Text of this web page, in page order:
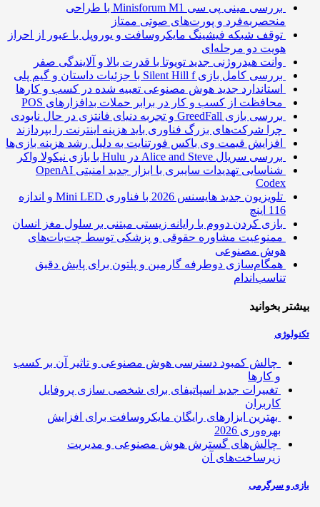
بررسی مینی پی ‌سی Minisforum M1 با طراحی
منحصربه‌فرد و پورت‌های صوتی ممتاز
توقف شبکه فیشینگ مایکروسافت و یوروپل با عبور از احراز
هویت دو مرحله‌ای
وانت هیدروژنی جدید تویوتا با قدرت بالا و آلایندگی صفر
بررسی کامل بازی Silent Hill f با جزئیات داستان و گیم پلی
استاندارد جدید هوش مصنوعی تعبیه شده در کسب و کارها
محافظت از کسب و کار در برابر حملات بدافزارهای POS
بررسی بازی GreedFall و تجربه دنیای فانتزی در حال نابودی
چرا شرکت‌های بزرگ فناوری باید هزینه اینترنت را بپردازند
افزایش قیمت وی باکس فورتنایت به دلیل رشد هزینه بازی‌ها
بررسی سریال Alice and Steve در Hulu با بازی نیکولا واکر
شناسایی تهدیدات سایبری با ابزار جدید امنیتی OpenAI
Codex
تلویزیون جدید هایسنس 2026 با فناوری Mini LED و اندازه
بازی کردن دووم با رایانه زیستی مبتنی بر سلول مغز انسان
ممنوعیت مشاوره حقوقی و پزشکی توسط چت‌بات‌های
هوش مصنوعی
همگام‌سازی دوطرفه گارمین و پلتون برای پایش دقیق
تناسب‌اندام
بخوانید
چالش کمبود دسترسی هوش مصنوعی و تاثیر آن بر کسب
و کارها
تغییرات جدید اسپاتیفای برای شخصی سازی پروفایل
کاربران
بهترین ابزارهای رایگان مایکروسافت برای افزایش
بهره‌وری 2026
چالش‌های گسترش هوش مصنوعی و مدیریت
زیرساخت‌های آن
و سرگرمی